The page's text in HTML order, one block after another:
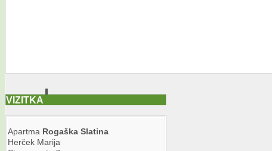
VIZITKA
Apartma Rogaška Slatina
Herček Marija